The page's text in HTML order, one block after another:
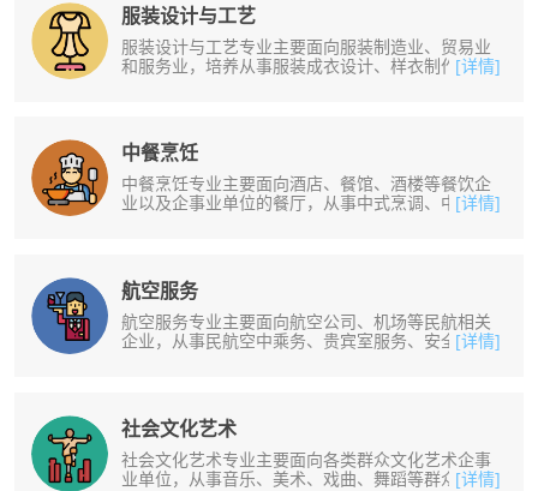
服装设计与工艺
服装设计与工艺专业主要面向服装制造业、贸易业
和服务业，培养从事服装成衣设计、样衣制作、营
[详情]
中餐烹饪
中餐烹饪专业主要面向酒店、餐馆、酒楼等餐饮企
业以及企事业单位的餐厅，从事中式烹调、中式面
[详情]
航空服务
航空服务专业主要面向航空公司、机场等民航相关
企业，从事民航空中乘务、贵宾室服务、安全检[详情]
社会文化艺术
社会文化艺术专业主要面向各类群众文化艺术企事
业单位，从事音乐、美术、戏曲、舞蹈等群众文化
[详情]